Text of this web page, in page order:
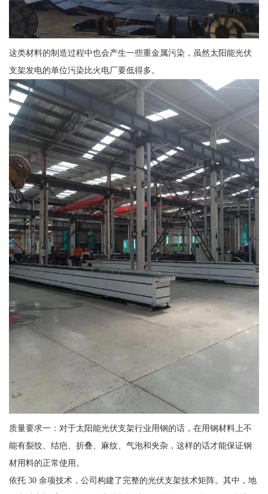
这类材料的制造过程中也会产生一些重金属污染，虽然太阳能光伏
支架发电的单位污染比火电厂要低得多。
质量要求一：对于太阳能光伏支架行业用钢的话，在用钢材料上不
能有裂纹、结疤、折叠、麻纹、气泡和夹杂，这样的话才能保证钢
材用料的正常使用。
依托 30 余项技术，公司构建了完整的光伏支架技术矩阵。其中，地